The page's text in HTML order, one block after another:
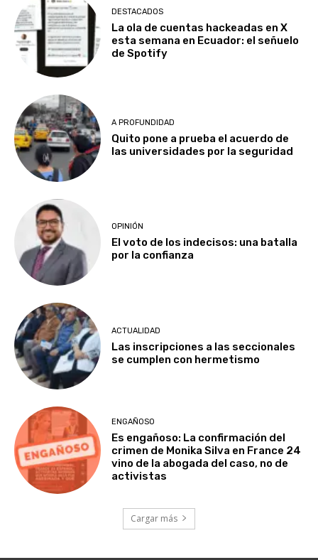
DESTACADOS
La ola de cuentas hackeadas en X
esta semana en Ecuador: el señuelo
de Spotify
A PROFUNDIDAD
Quito pone a prueba el acuerdo de
las universidades por la seguridad
OPINIÓN
El voto de los indecisos: una batalla
por la confianza
ACTUALIDAD
Las inscripciones a las seccionales
se cumplen con hermetismo
ENGAÑOSO
Es engañoso: La confirmación del
crimen de Monika Silva en France 24
vino de la abogada del caso, no de
activistas
Cargar más